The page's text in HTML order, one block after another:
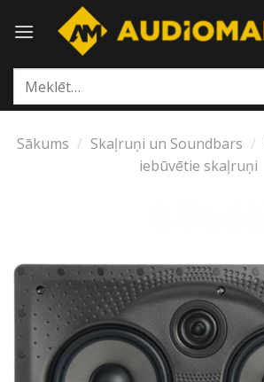
Meklēt:
Sākums / Skaļruņi un Soundbars /
iebūvētie skaļruņi